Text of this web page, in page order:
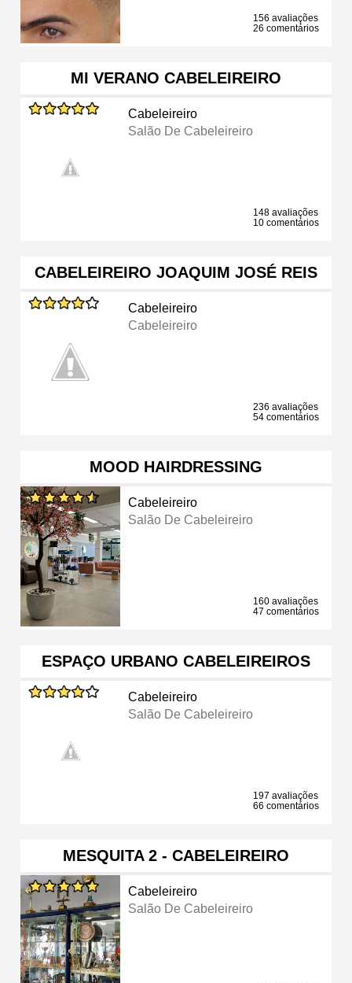
156 avaliações
26 comentários
MI VERANO CABELEIREIRO
Cabeleireiro
Salão De Cabeleireiro
148 avaliações
10 comentários
CABELEIREIRO JOAQUIM JOSÉ REIS
Cabeleireiro
Cabeleireiro
236 avaliações
54 comentários
MOOD HAIRDRESSING
Cabeleireiro
Salão De Cabeleireiro
160 avaliações
47 comentários
ESPAÇO URBANO CABELEIREIROS
Cabeleireiro
Salão De Cabeleireiro
197 avaliações
66 comentários
MESQUITA 2 - CABELEIREIRO
Cabeleireiro
Salão De Cabeleireiro